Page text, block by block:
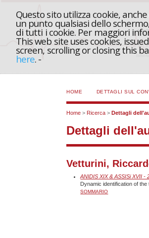
Questo sito utilizza cookie,
un punto qualsiasi dello
di tutti i cookie. Per maggiori
This web site uses cookies,
screen, scrolling or closing this
here. -
HOME DETTAGLI SUL
Home > Ricerca >Dettagli
Dettagli
Vetturini,
ANIDIS XIX & ASSISi XVII -
Dynamic identification of
SOMMARIO